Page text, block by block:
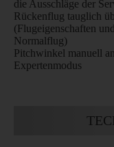
die Ausschläge der
Rückenflug tauglich
(Flugeigenschaften
Normalflug)
Pitchwinkel manuell
Expertenmodus